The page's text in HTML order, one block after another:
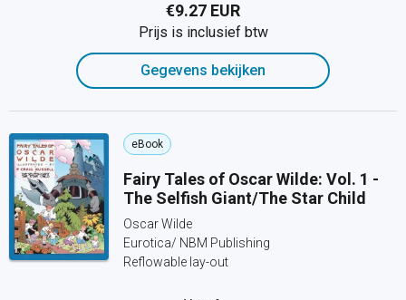
€9.27 EUR
Prijs is inclusief btw
Gegevens bekijken
eBook
Fairy Tales of Oscar Wilde: Vol. 1 -
The Selfish Giant/The Star Child
Oscar Wilde
Eurotica/ NBM Publishing
Reflowable lay-out